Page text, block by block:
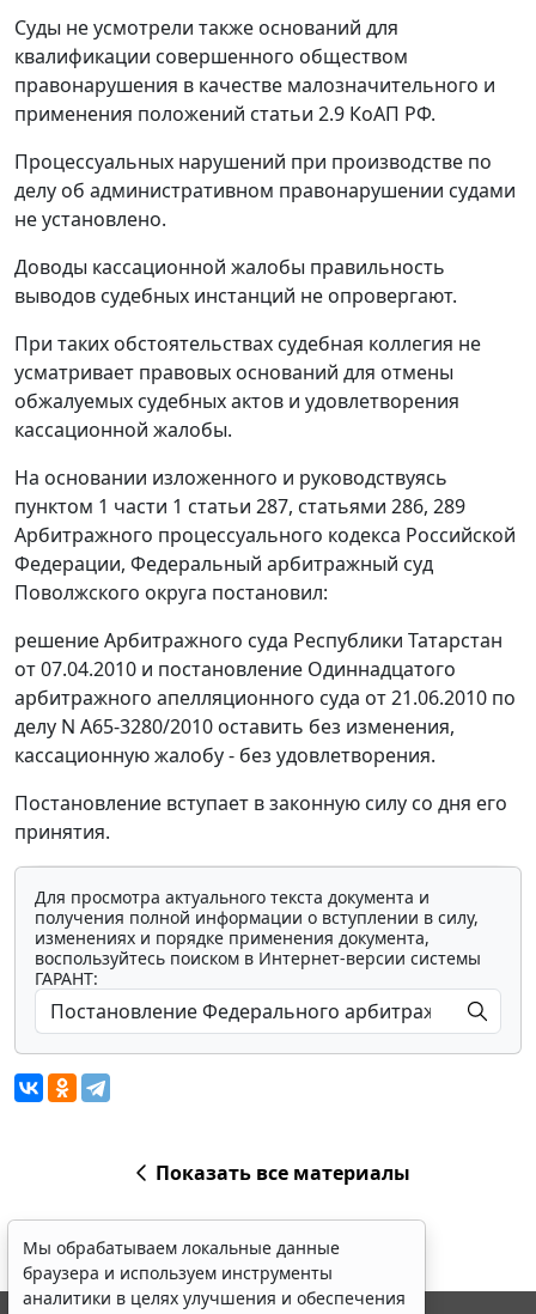
Суды не усмотрели также оснований для
квалификации совершенного обществом
правонарушения в качестве малозначительного и
применения положений статьи 2.9 КоАП РФ.
Процессуальных нарушений при производстве по
делу об административном правонарушении судами
не установлено.
Доводы кассационной жалобы правильность
выводов судебных инстанций не опровергают.
При таких обстоятельствах судебная коллегия не
усматривает правовых оснований для отмены
обжалуемых судебных актов и удовлетворения
кассационной жалобы.
На основании изложенного и руководствуясь
пунктом 1 части 1 статьи 287, статьями 286, 289
Арбитражного процессуального кодекса Российской
Федерации, Федеральный арбитражный суд
Поволжского округа постановил:
решение Арбитражного суда Республики Татарстан
от 07.04.2010 и постановление Одиннадцатого
арбитражного апелляционного суда от 21.06.2010 по
делу N А65-3280/2010 оставить без изменения,
кассационную жалобу - без удовлетворения.
Постановление вступает в законную силу со дня его
принятия.
Для просмотра актуального текста документа и
получения полной информации о вступлении в силу,
изменениях и порядке применения документа,
воспользуйтесь поиском в Интернет-версии системы
ГАРАНТ:
Показать все материалы
Мы обрабатываем локальные данные
браузера и используем инструменты
аналитики в целях улучшения и обеспечения